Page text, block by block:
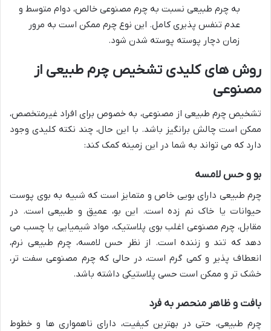
به چرم طبیعی نسبت به چرم مصنوعی خالص، دوام متوسط و
عدم تنفس پذیری کامل. این نوع چرم ممکن است به مرور
زمان دچار پوسته پوسته شدن شود.
روش های کلیدی تشخیص چرم طبیعی از
مصنوعی
تشخیص چرم طبیعی از مصنوعی، به خصوص برای افراد غیرمتخصص،
ممکن است چالش برانگیز باشد. با این حال، چند نکته کلیدی وجود
دارد که می تواند به شما در این زمینه کمک کند:
بو و حس لامسه
چرم طبیعی دارای بویی خاص و متمایز است که شبیه به بوی پوست
حیوانات یا خاک نم زده است. این بو، عمیق و طبیعی است. در
مقابل، چرم مصنوعی اغلب بوی پلاستیک، مواد شیمیایی یا چسب می
دهد که تند و زننده است. از نظر حس لامسه، چرم طبیعی نرم،
انعطاف پذیر و کمی گرم است، در حالی که چرم مصنوعی سفت تر،
خشک تر و ممکن است حسی پلاستیکی داشته باشد.
بافت و ظاهر منحصر به فرد
چرم طبیعی، حتی در بهترین کیفیت، دارای ناهمواری ها و خطوط